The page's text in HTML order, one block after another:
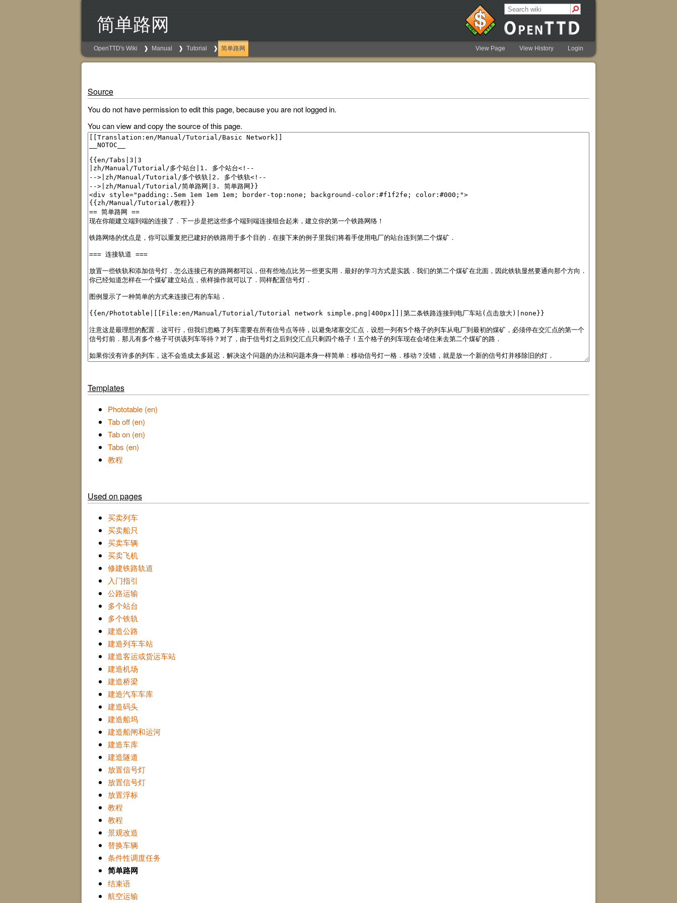
简单路网
OpenTTD's Wiki Manual Tutorial 简单路网 View Page View History Login
Source
You do not have permission to edit this page, because you are not logged in.
You can view and copy the source of this page.
Templates
Phototable (en)
Tab off (en)
Tab on (en)
Tabs (en)
教程
Used on pages
买卖列车
买卖船只
买卖车辆
买卖飞机
修建铁路轨道
入门指引
公路运输
多个站台
多个铁轨
建造公路
建造列车车站
建造客运或货运车站
建造机场
建造桥梁
建造汽车车库
建造码头
建造船坞
建造船闸和运河
建造车库
建造隧道
放置信号灯
放置信号灯
放置浮标
教程
教程
景观改造
替换车辆
条件性调度任务
简单路网
结束语
航空运输